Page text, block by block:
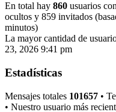
En total hay 860 usuarios
ocultos y 859 invitados
minutos)
La mayor cantidad de
23, 2026 9:41 pm
Estadísticas
Mensajes totales 101657 •
• Nuestro usuario más